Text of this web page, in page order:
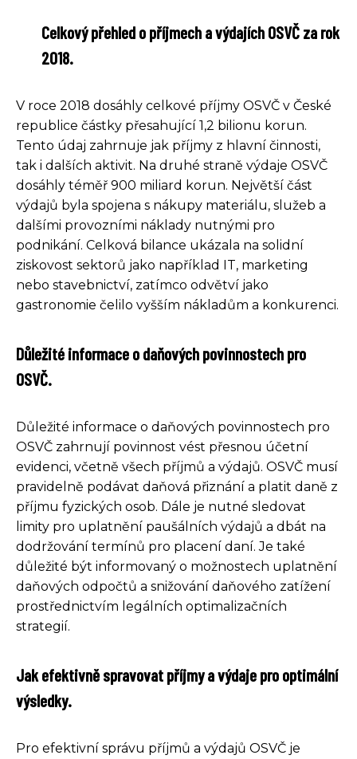
Celkový přehled o příjmech a výdajích OSVČ za rok
2018.
V roce 2018 dosáhly celkové příjmy OSVČ v České
republice částky přesahující 1,2 bilionu korun.
Tento údaj zahrnuje jak příjmy z hlavní činnosti,
tak i dalších aktivit. Na druhé straně výdaje OSVČ
dosáhly téměř 900 miliard korun. Největší část
výdajů byla spojena s nákupy materiálu, služeb a
dalšími provozními náklady nutnými pro
podnikání. Celková bilance ukázala na solidní
ziskovost sektorů jako například IT, marketing
nebo stavebnictví, zatímco odvětví jako
gastronomie čelilo vyšším nákladům a konkurenci.
Důležité informace o daňových povinnostech pro
OSVČ.
Důležité informace o daňových povinnostech pro
OSVČ zahrnují povinnost vést přesnou účetní
evidenci, včetně všech příjmů a výdajů. OSVČ musí
pravidelně podávat daňová přiznání a platit daně z
příjmu fyzických osob. Dále je nutné sledovat
limity pro uplatnění paušálních výdajů a dbát na
dodržování termínů pro placení daní. Je také
důležité být informovaný o možnostech uplatnění
daňových odpočtů a snižování daňového zatížení
prostřednictvím legálních optimalizačních
strategií.
Jak efektivně spravovat příjmy a výdaje pro optimální
výsledky.
Pro efektivní správu příjmů a výdajů OSVČ je